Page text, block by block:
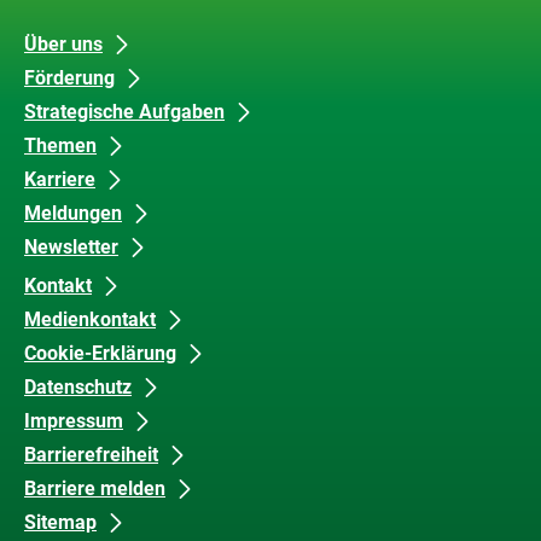
Unsere
Inhalte
Über uns
Förderung
Strategische Aufgaben
Themen
Karriere
Meldungen
Newsletter
Datenschutz
und
Barrierefreiheit
Kontakt
Medienkontakt
Cookie-Erklärung
Datenschutz
Impressum
Barrierefreiheit
Barriere melden
Sitemap